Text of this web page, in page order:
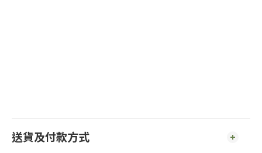
送貨及付款方式